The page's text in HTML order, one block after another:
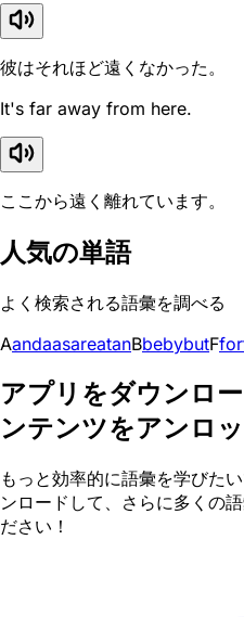
彼はそれほど遠くなかった。
It's far away from here.
ここから遠く離れています。
人気の単語
よく検索される語彙を調べる
AandaasareatanBbebybutFfor
アプリをダウンロ
ンテンツをアンロ
もっと効率的に語彙を学びた
ンロードして、さらに多くの
ださい！